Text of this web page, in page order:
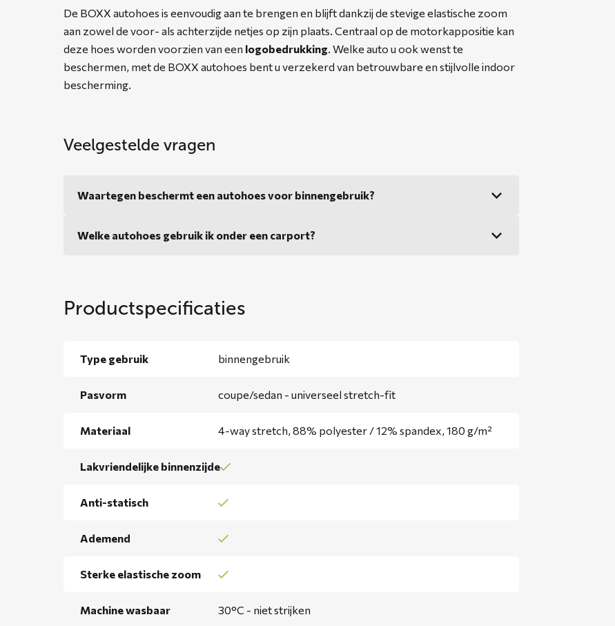
De BOXX autohoes is eenvoudig aan te brengen en blijft dankzij de stevige elastische zoom
aan zowel de voor- als achterzijde netjes op zijn plaats. Centraal op de motorkappositie kan
deze hoes worden voorzien van een logobedrukking. Welke auto u ook wenst te
beschermen, met de BOXX autohoes bent u verzekerd van betrouwbare en stijlvolle indoor
bescherming.
Veelgestelde vragen
Waartegen beschermt een autohoes voor binnengebruik?
Welke autohoes gebruik ik onder een carport?
Productspecificaties
Type gebruik binnengebruik
Pasvorm coupe/sedan - universeel stretch-fit
Materiaal 4-way stretch, 88% polyester / 12% spandex, 180 g/m²
Lakvriendelijke binnenzijde
Anti-statisch
Ademend
Sterke elastische zoom
Machine wasbaar 30°C - niet strijken